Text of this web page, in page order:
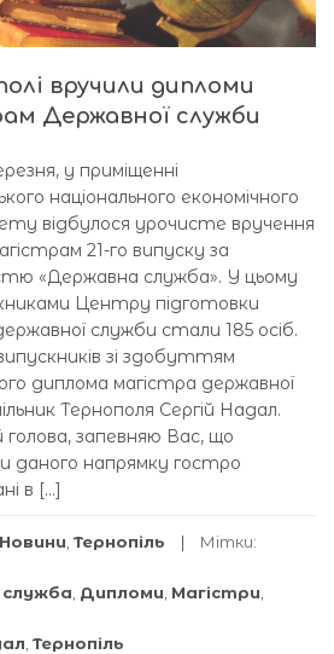
вручили дипломи
Державної служби
у приміщенні
національного економічного
відбулося урочисте вручення
21-го випуску за
«Державна служба». У цьому
Центру підготовки
служби стали 185 осіб.
зі здобуттям
диплома магістра державної
Тернополя Сергій Надал.
голова, запевняю Вас, що
даного напрямку гостро
в […]
Новини Тернопіль Мітки:
Дипломи Магістри
Тернопіль